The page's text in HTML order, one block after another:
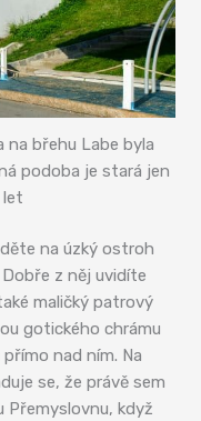
na břehu Labe byla
podoba je stará jen
let
na úzký ostroh
z něj uvidíte
maličký patrový
gotického chrámu
nad ním. Na
se, že právě sem
Přemyslovnu, když